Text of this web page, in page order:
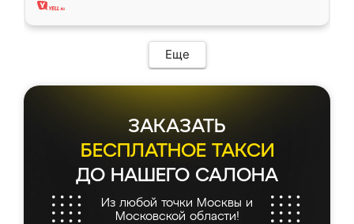
Еще
ЗАКАЗАТЬ
БЕСПЛАТНОЕ ТАКСИ
ДО НАШЕГО САЛОНА
Из любой точки Москвы и
Московской области!